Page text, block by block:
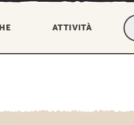
ATTIVITÀ